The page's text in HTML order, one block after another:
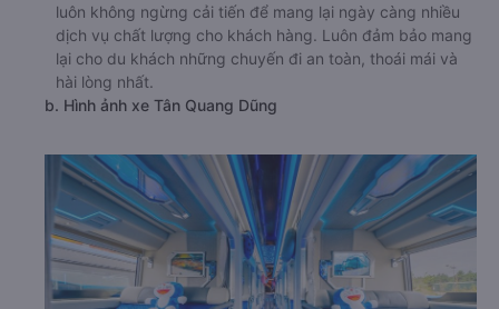
luôn không ngừng cải tiến để mang lại ngày càng nhiều
dịch vụ chất lượng cho khách hàng. Luôn đảm bảo mang
lại cho du khách những chuyến đi an toàn, thoái mái và
hài lòng nhất.
b. Hình ảnh xe Tân Quang Dũng